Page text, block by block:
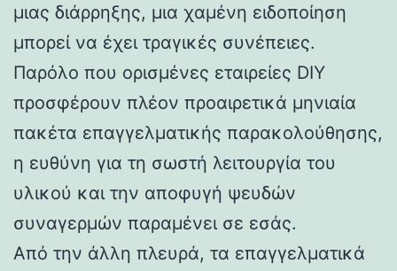
μιας διάρρηξης, μια χαμένη ειδοποίηση
μπορεί να έχει τραγικές συνέπειες.
Παρόλο που ορισμένες εταιρείες DIY
προσφέρουν πλέον προαιρετικά μηνιαία
πακέτα επαγγελματικής παρακολούθησης,
η ευθύνη για τη σωστή λειτουργία του
υλικού και την αποφυγή ψευδών
συναγερμών παραμένει σε εσάς.
Από την άλλη πλευρά, τα επαγγελματικά